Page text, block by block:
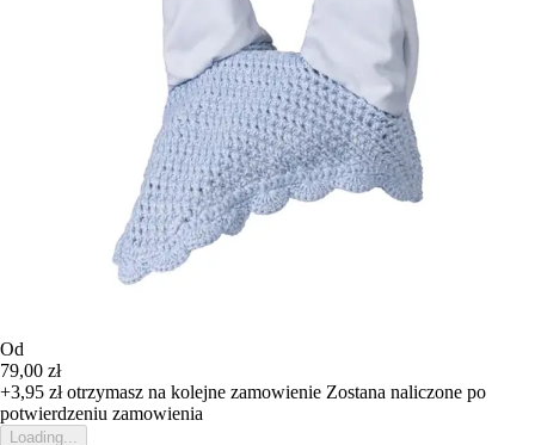
Od
79,00 zł
+3,95 złotrzymasz na kolejne zamowienie Zostana naliczone po
potwierdzeniu zamowienia
Loading...